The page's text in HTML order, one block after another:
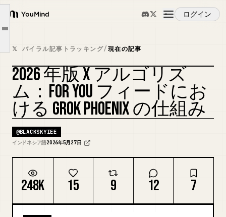
YouMind
ログイン
概要
ユースケース
スキル
プロンプト
ダウンロード
Article outline
1. クリエイターが理解すべきこと
1. Phoenix アップデート後の実践的なヒント
結論
ソースと注釈
𝕏 バイラル記事トラッキング/現在の記事
カバーをリミックス
2026 年版 X アルゴリズ
ム：FOR YOU フィードにお
ける GROK PHOENIX の仕組み
@BLACKSKYIEE
インドネシア語2026年5月27日
248K 15 9 12 7